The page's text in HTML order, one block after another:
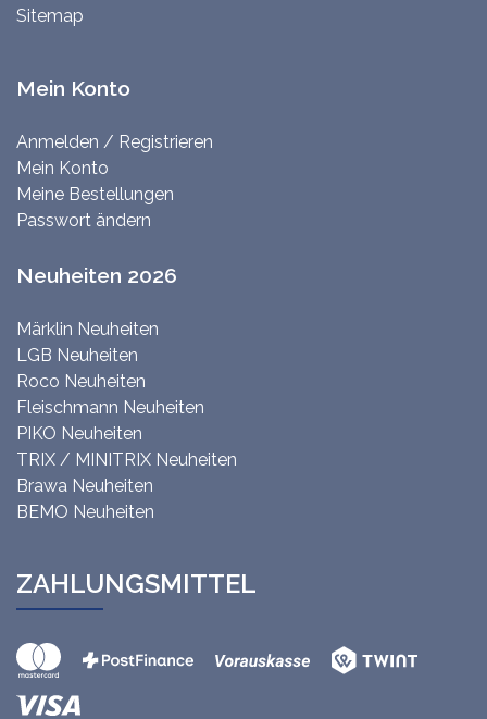
Sitemap
Mein Konto
Anmelden / Registrieren
Mein Konto
Meine Bestellungen
Passwort ändern
Neuheiten 2026
Märklin Neuheiten
LGB Neuheiten
Roco Neuheiten
Fleischmann Neuheiten
PIKO Neuheiten
TRIX / MINITRIX Neuheiten
Brawa Neuheiten
BEMO Neuheiten
ZAHLUNGSMITTEL